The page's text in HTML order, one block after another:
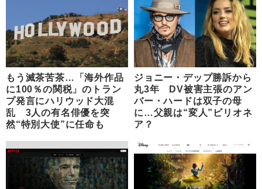
もう滅茶苦茶…「海外作品
に100％の関税」のトラン
プ発言にハリウッド大混
乱 3人の有名俳優を突
然“特別大使”に任命も
ジョニー・デップ勝訴から
丸3年 DV被害主張のアン
バー・ハードは双子の母
に…父親は“変人”ビリオネ
ア？